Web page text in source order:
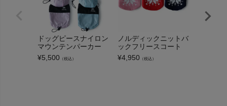
ドッグピースナイロン
マウンテンパーカー
¥5,500 （税込）
ノルディックニットバ
ックフリースコート
¥4,950 （税込）